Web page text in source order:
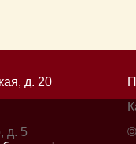
д. 20
д. 5